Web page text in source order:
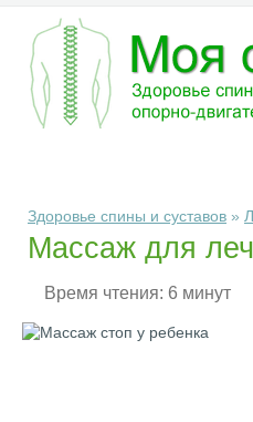
Здоровье спины и суставов »
Массаж для
Время чтения: 6 минут